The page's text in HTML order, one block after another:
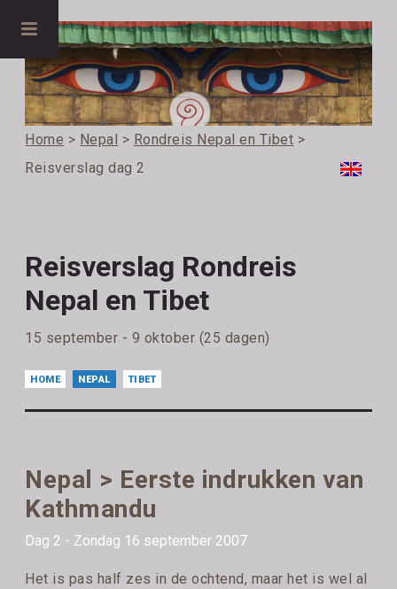
Home > Nepal > Rondreis Nepal en Tibet >
Reisverslag dag 2
Reisverslag Rondreis
Nepal en Tibet
15 september - 9 oktober (25 dagen)
HOME NEPAL TIBET
Nepal > Eerste indrukken van
Kathmandu
Dag 2 - Zondag 16 september 2007
Het is pas half zes in de ochtend, maar het is wel al